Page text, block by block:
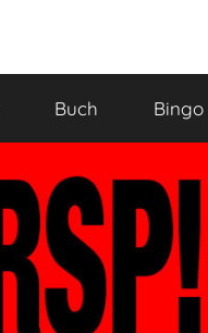
Buch Bingo